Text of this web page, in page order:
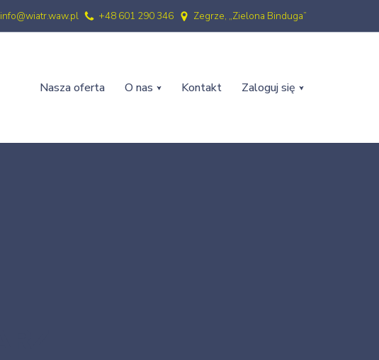
info@wiatr.waw.pl +48 601 290 346 Zegrze, „Zielona Binduga”
Nasza oferta O nas Kontakt Zaloguj się